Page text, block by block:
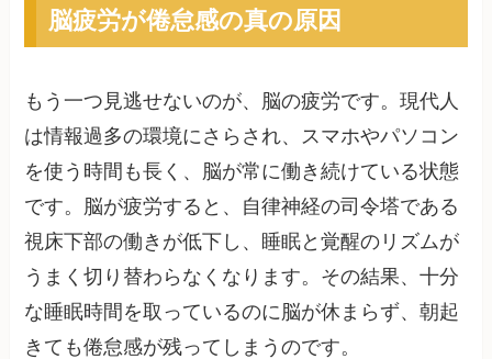
脳疲労が倦怠感の真の原因
もう一つ見逃せないのが、脳の疲労です。現代人
は情報過多の環境にさらされ、スマホやパソコン
を使う時間も長く、脳が常に働き続けている状態
です。脳が疲労すると、自律神経の司令塔である
視床下部の働きが低下し、睡眠と覚醒のリズムが
うまく切り替わらなくなります。その結果、十分
な睡眠時間を取っているのに脳が休まらず、朝起
きても倦怠感が残ってしまうのです。